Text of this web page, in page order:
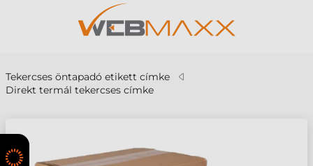
Tekercses öntapadó etikett címke
Direkt termál tekercses címke